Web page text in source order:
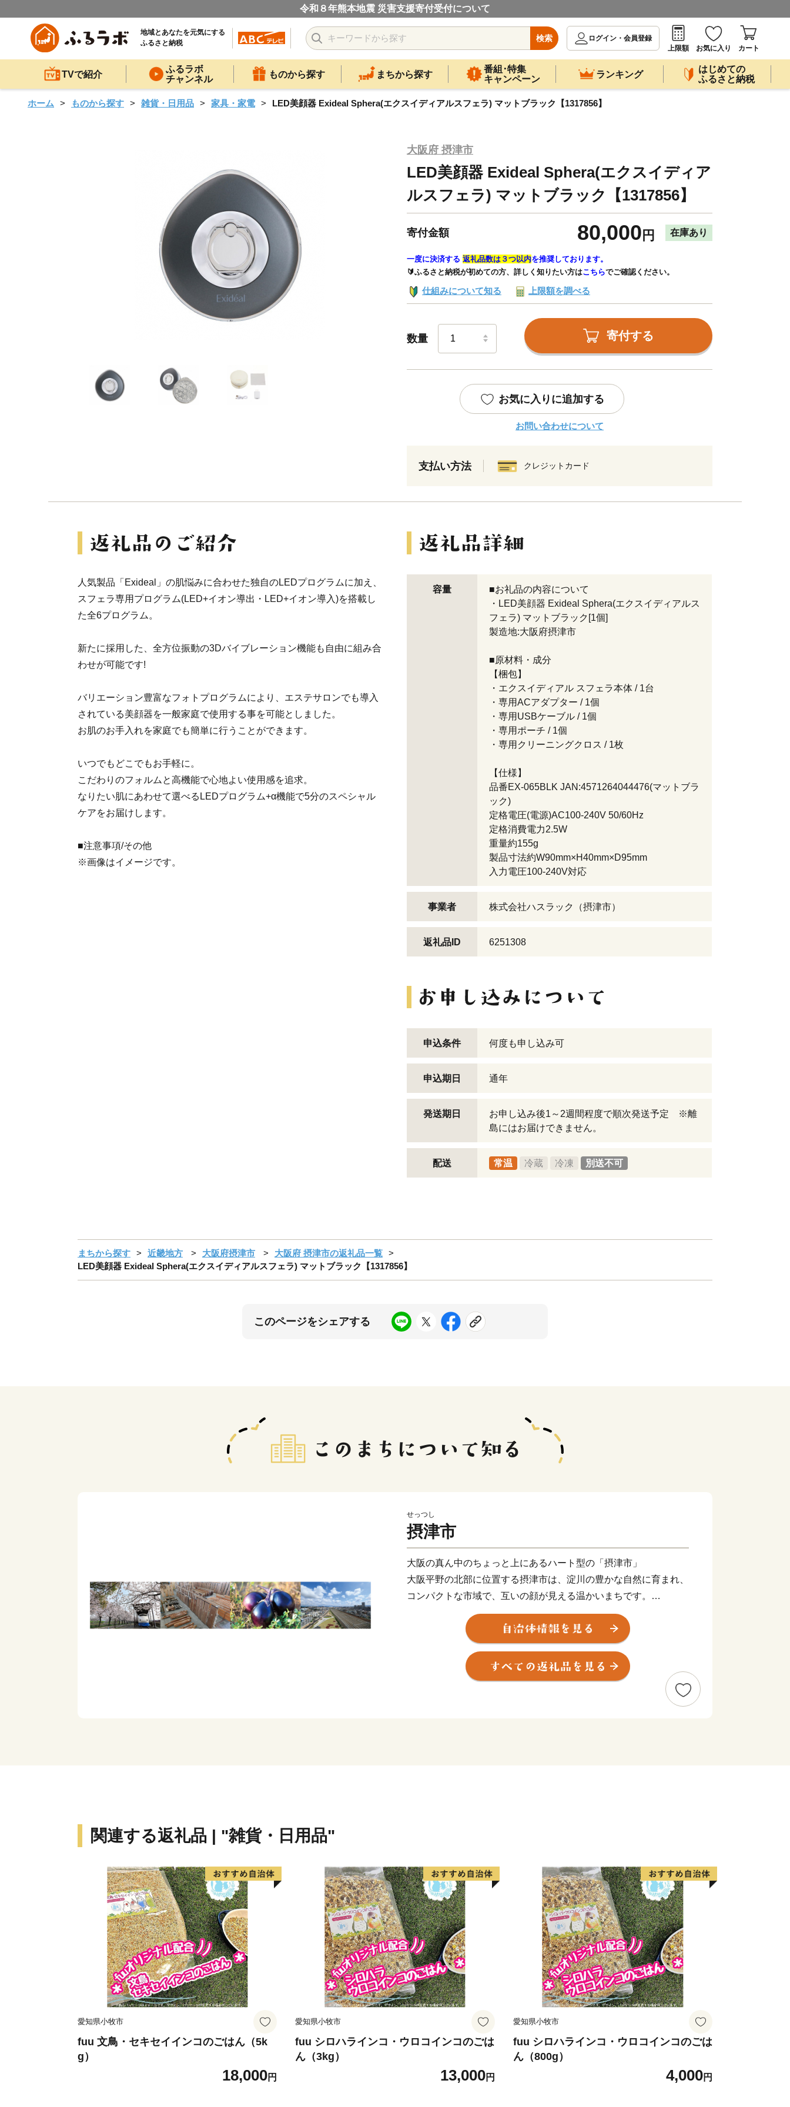
令和８年熊本地震 災害支援寄付受付について
地域とあなたを元気にする
ふるさと納税
検索
ログイン・会員登録
上限額
お気に入り カート
TVで紹介
ふるラボ
チャンネル
ものから探す まちから探す
番組･特集
キャンペーン
ランキング
はじめての
ふるさと納税
ホーム ものから探す 雑貨・日用品 家具・家電 LED美顔器 Exideal Sphera(エクスイディアルスフェラ) マットブラック【1317856】
大阪府 摂津市
LED美顔器 Exideal Sphera(エクスイディア
ルスフェラ) マットブラック【1317856】
寄付金額 80,000 円 在庫あり
一度に決済する 返礼品数は３つ以内を推奨しております。
🔰ふるさと納税が初めての方、詳しく知りたい方はこちらでご確認ください。
仕組みについて知る 上限額を調べる
数量 寄付する
お気に入りに追加する
お問い合わせについて
支払い方法 クレジットカード
人気製品「Exideal」の肌悩みに合わせた独自のLEDプログラムに加え、
スフェラ専用プログラム(LED+イオン導出・LED+イオン導入)を搭載し
た全6プログラム。
新たに採用した、全方位振動の3Dバイブレーション機能も自由に組み合
わせが可能です!
バリエーション豊富なフォトプログラムにより、エステサロンでも導入
されている美顔器を一般家庭で使用する事を可能としました。
お肌のお手入れを家庭でも簡単に行うことができます。
いつでもどこでもお手軽に。
こだわりのフォルムと高機能で心地よい使用感を追求。
なりたい肌にあわせて選べるLEDプログラム+α機能で5分のスペシャル
ケアをお届けします。
■注意事項/その他
※画像はイメージです。
容量
■お礼品の内容について
・LED美顔器 Exideal Sphera(エクスイディアルス
フェラ) マットブラック[1個]
製造地:大阪府摂津市
■原材料・成分
【梱包】
・エクスイディアル スフェラ本体 / 1台
・専用ACアダプター / 1個
・専用USBケーブル / 1個
・専用ポーチ / 1個
・専用クリーニングクロス / 1枚
【仕様】
品番EX-065BLK JAN:4571264044476(マットブラ
ック)
定格電圧(電源)AC100-240V 50/60Hz
定格消費電力2.5W
重量約155g
製品寸法約W90mm×H40mm×D95mm
入力電圧100-240V対応
事業者 株式会社ハスラック（摂津市）
返礼品ID 6251308
申込条件 何度も申し込み可
申込期日 通年
発送期日
お申し込み後1～2週間程度で順次発送予定 ※離
島にはお届けできません。
配送 常温 冷蔵 冷凍 別送不可
まちから探す 近畿地方 大阪府摂津市
大阪府 摂津市の返礼品一覧
LED美顔器 Exideal Sphera(エクスイディアルスフェラ) マットブラック【1317856】
このページをシェアする
せっつし
摂津市
大阪の真ん中のちょっと上にあるハート型の「摂津市」
大阪平野の北部に位置する摂津市は、淀川の豊かな自然に育まれ、
コンパクトな市域で、互いの顔が見える温かいまちです。
また、都心に近く通勤通学の利便性が良いだけではなく、「新幹線
鳥飼車両基地」「阪急電鉄正雀工場」もあり、鉄道好きの方にもに
愛されています。
約4,000の中小企業があり、「摂津優品（せっつすぐれもん）」と
して、中小企業の優れた技術を活かした商品がたくさんあります。
関連する返礼品 | "雑貨・日用品"
愛知県小牧市
fuu 文鳥・セキセイインコのごはん（5k
g）
18,000円
愛知県小牧市
fuu シロハラインコ・ウロコインコのごは
ん（3kg）
13,000円
愛知県小牧市
fuu シロハラインコ・ウロコインコのごは
ん（800g）
4,000円